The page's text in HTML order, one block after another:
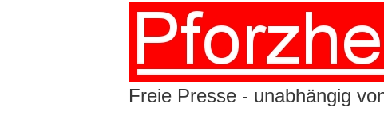
Freie Presse - unabhängig